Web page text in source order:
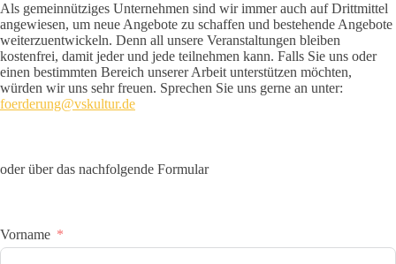
Als gemeinnütziges Unternehmen sind wir immer auch auf Drittmittel
angewiesen, um neue Angebote zu schaffen und bestehende Angebote
weiterzuentwickeln. Denn all unsere Veranstaltungen bleiben
kostenfrei, damit jeder und jede teilnehmen kann. Falls Sie uns oder
einen bestimmten Bereich unserer Arbeit unterstützen möchten,
würden wir uns sehr freuen. Sprechen Sie uns gerne an unter:
foerderung@vskultur.de
oder über das nachfolgende Formular
Vorname